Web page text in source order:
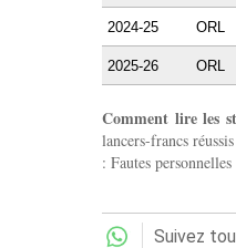
2024-25 ORL
2025-26 ORL
Comment lire les
lancers-francs
: Fautes
Suivez